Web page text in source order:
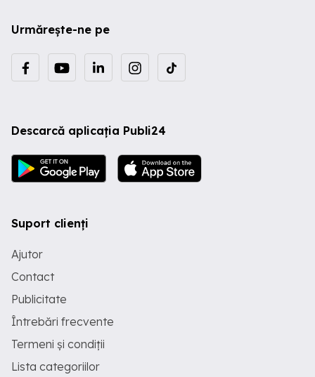
Urmărește-ne pe
Descarcă aplicația Publi24
Suport clienți
Ajutor
Contact
Publicitate
Întrebări frecvente
Termeni și condiții
Lista categoriilor